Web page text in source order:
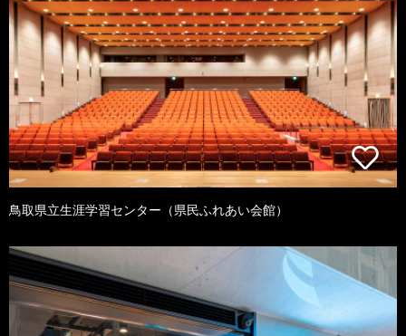
鳥取県立生涯学習センター（県民ふれあい会館）